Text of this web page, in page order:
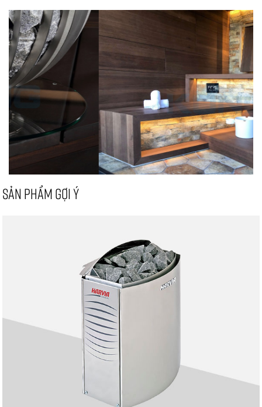
SẢN PHẨM GỢI Ý